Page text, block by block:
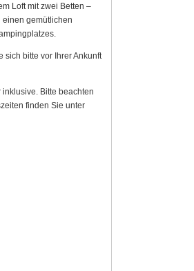
Loft mit zwei Betten –
gemütlichen
sich bitte vor Ihrer Ankunft
Bitte beachten
finden Sie unter